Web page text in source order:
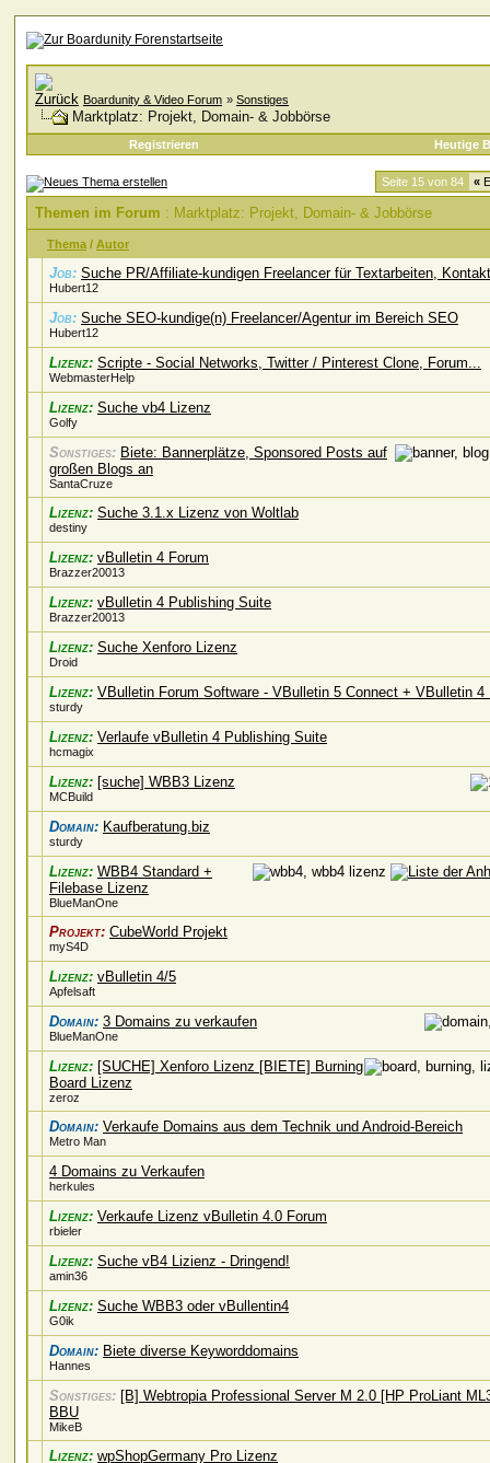
Boardunity & Video Forum » Sonstiges
Marktplatz: Projekt, Domain- & Jobbörse
Registrieren Heutige
Seite 15 von 84 «
Themen im Forum : Marktplatz: Projekt, Domain- & Jobbörse
Thema / Autor
Job: Suche PR/Affiliate-kundigen Freelancer für Textarbeiten,
Hubert12
Job: Suche SEO-kundige(n) Freelancer/Agentur im Bereich SEO
Hubert12
Lizenz: Scripte - Social Networks, Twitter / Pinterest Clone, Forum...
WebmasterHelp
Lizenz: Suche vb4 Lizenz
Golfy
Sonstiges: Biete: Bannerplätze, Sponsored Posts auf
großen Blogs an
SantaCruze
Lizenz: Suche 3.1.x Lizenz von Woltlab
destiny
Lizenz: vBulletin 4 Forum
Brazzer20013
Lizenz: vBulletin 4 Publishing Suite
Brazzer20013
Lizenz: Suche Xenforo Lizenz
Droid
Lizenz: VBulletin Forum Software - VBulletin 5 Connect + VBulletin 4
sturdy
Lizenz: Verlaufe vBulletin 4 Publishing Suite
hcmagix
Lizenz: [suche] WBB3 Lizenz
MCBuild
Domain: Kaufberatung.biz
sturdy
Lizenz: WBB4 Standard +
Filebase Lizenz
BlueManOne
Projekt: CubeWorld Projekt
myS4D
Lizenz: vBulletin 4/5
Apfelsaft
Domain: 3 Domains zu verkaufen
BlueManOne
Lizenz: [SUCHE] Xenforo Lizenz [BIETE] Burning
Board Lizenz
zeroz
Domain: Verkaufe Domains aus dem Technik und Android-Bereich
Metro Man
4 Domains zu Verkaufen
herkules
Lizenz: Verkaufe Lizenz vBulletin 4.0 Forum
rbieler
Lizenz: Suche vB4 Lizienz - Dringend!
amin36
Lizenz: Suche WBB3 oder vBullentin4
G0ik
Domain: Biete diverse Keyworddomains
Hannes
Sonstiges: [B] Webtropia Professional Server M 2.0 [HP ProLiant
BBU
MikeB
Lizenz: wpShopGermany Pro Lizenz